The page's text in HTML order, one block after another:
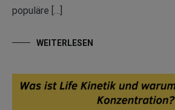
populäre […]
WEITERLESEN